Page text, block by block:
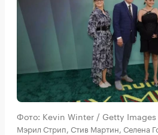
Фото: Kevin Winter / Getty Images
Мэрил Стрип, Стив Мартин, Селена